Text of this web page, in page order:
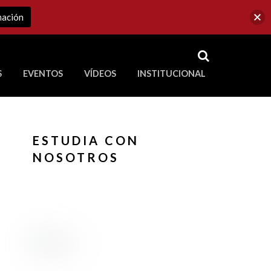
RSS
EVENTOS VÍDEOS INSTITUCIONAL
ESTUDIA CON
NOSOTROS